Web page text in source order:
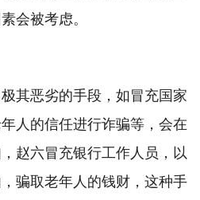
会被考虑。
其恶劣的手段，如冒充国家
人的信任进行诈骗等，会在
赵六冒充银行工作人员，以
骗取老年人的钱财，这种手